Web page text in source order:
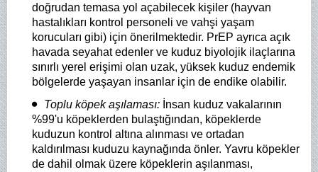
doğrudan temasa yol açabilecek kişiler (hayvan
hastalıkları kontrol personeli ve vahşi yaşam
korucuları gibi) için önerilmektedir. PrEP ayrıca açık
havada seyahat edenler ve kuduz biyolojik ilaçlarına
sınırlı yerel erişimi olan uzak, yüksek kuduz endemik
bölgelerde yaşayan insanlar için de endike olabilir.
Toplu köpek aşılaması: İnsan kuduz vakalarının
%99'u köpeklerden bulaştığından, köpeklerde
kuduzun kontrol altına alınması ve ortadan
kaldırılması kuduzu kaynağında önler. Yavru köpekler
de dahil olmak üzere köpeklerin aşılanması,